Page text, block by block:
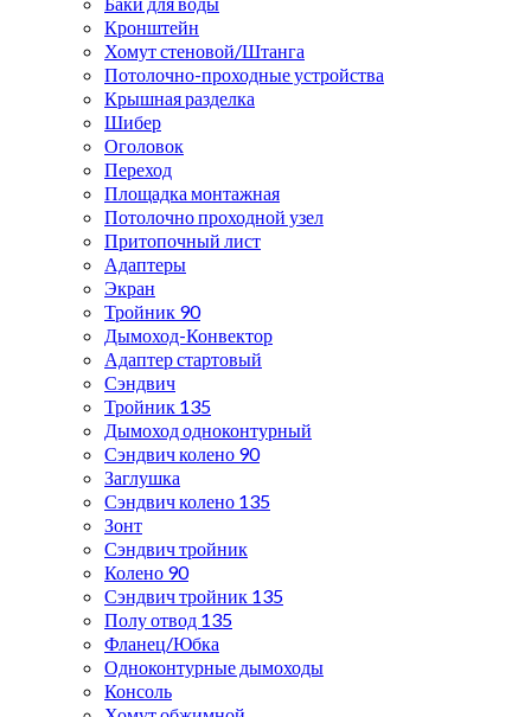
Кронштейн
Хомут стеновой/Штанга
Потолочно-проходные устройства
Крышная разделка
Шибер
Оголовок
Переход
Площадка монтажная
Потолочно проходной узел
Притопочный лист
Адаптеры
Экран
Тройник 90
Дымоход-Конвектор
Адаптер стартовый
Сэндвич
Тройник 135
Дымоход одноконтурный
Сэндвич колено 90
Заглушка
Сэндвич колено 135
Зонт
Сэндвич тройник
Колено 90
Сэндвич тройник 135
Полу отвод 135
Фланец/Юбка
Одноконтурные дымоходы
Консоль